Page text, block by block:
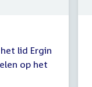
lid Ergin
op het